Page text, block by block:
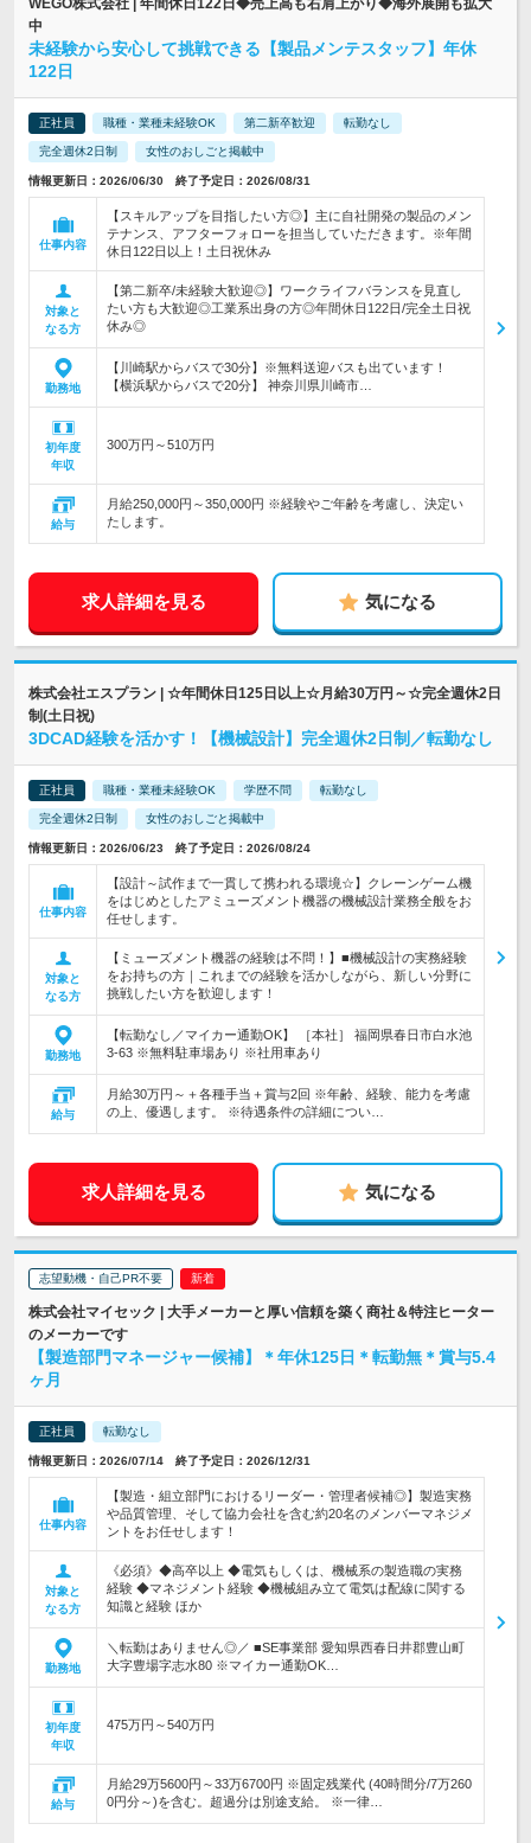
WEGO株式会社 | 年間休日122日◆売上高も右肩上がり◆海外展開も拡大
中
未経験から安心して挑戦できる【製品メンテスタッフ】年休
122日
正社員 職種・業種未経験OK 第二新卒歓迎 転勤なし
完全週休2日制 女性のおしごと掲載中
情報更新日：2026/06/30 終了予定日：2026/08/31
仕事内容
【スキルアップを目指したい方◎】主に自社開発の製品のメン
テナンス、アフターフォローを担当していただきます。※年間
休日122日以上！土日祝休み
対象と
なる方
【第二新卒/未経験大歓迎◎】ワークライフバランスを見直し
たい方も大歓迎◎工業系出身の方◎年間休日122日/完全土日祝
休み◎
勤務地
【川崎駅からバスで30分】※無料送迎バスも出ています！
【横浜駅からバスで20分】 神奈川県川崎市…
初年度
年収
300万円～510万円
給与
月給250,000円～350,000円 ※経験やご年齢を考慮し、決定い
たします。
求人詳細を見る 気になる
株式会社エスプラン | ☆年間休日125日以上☆月給30万円～☆完全週休2日
制(土日祝)
3DCAD経験を活かす！【機械設計】完全週休2日制／転勤なし
正社員 職種・業種未経験OK 学歴不問 転勤なし
完全週休2日制 女性のおしごと掲載中
情報更新日：2026/06/23 終了予定日：2026/08/24
仕事内容
【設計～試作まで一貫して携われる環境☆】クレーンゲーム機
をはじめとしたアミューズメント機器の機械設計業務全般をお
任せします。
対象と
なる方
【ミューズメント機器の経験は不問！】■機械設計の実務経験
をお持ちの方｜これまでの経験を活かしながら、新しい分野に
挑戦したい方を歓迎します！
勤務地
【転勤なし／マイカー通勤OK】 ［本社］ 福岡県春日市白水池
3-63 ※無料駐車場あり ※社用車あり
給与
月給30万円～＋各種手当＋賞与2回 ※年齢、経験、能力を考慮
の上、優遇します。 ※待遇条件の詳細につい…
求人詳細を見る 気になる
志望動機・自己PR不要
株式会社マイセック | 大手メーカーと厚い信頼を築く商社＆特注ヒーター
のメーカーです
【製造部門マネージャー候補】＊年休125日＊転勤無＊賞与5.4
ヶ月
正社員 転勤なし
情報更新日：2026/07/14 終了予定日：2026/12/31
仕事内容
【製造・組立部門におけるリーダー・管理者候補◎】製造実務
や品質管理、そして協力会社を含む約20名のメンバーマネジメ
ントをお任せします！
対象と
なる方
《必須》◆高卒以上 ◆電気もしくは、機械系の製造職の実務
経験 ◆マネジメント経験 ◆機械組み立て電気は配線に関する
知識と経験 ほか
勤務地
＼転勤はありません◎／ ■SE事業部 愛知県西春日井郡豊山町
大字豊場字志水80 ※マイカー通勤OK…
初年度
年収
475万円～540万円
給与
月給29万5600円～33万6700円 ※固定残業代 (40時間分/7万260
0円分～)を含む。超過分は別途支給。 ※一律…